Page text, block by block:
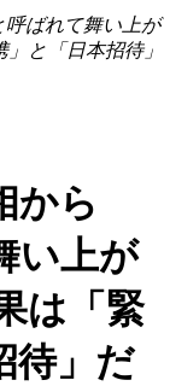
呼ばれて舞い上が
と「日本招待」
から
い上が
は「緊
待」だ